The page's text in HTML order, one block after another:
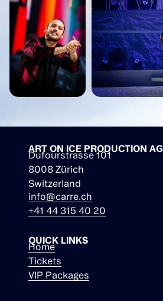
ART ON ICE PRODUCTION AG
Dufourstrasse 101
8008 Zürich
Switzerland
info@carre.ch
+41 44 315 40 20
QUICK LINKS
Home
Tickets
VIP Packages